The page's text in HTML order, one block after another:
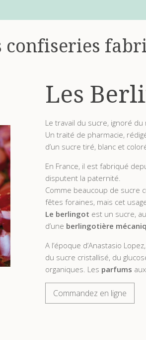
confiseries
Les
Le travail du sucre, ignoré
Un traité de pharmacie,
d’un sucre tiré, blanc et
En France, il est fabriqué
disputent la paternité.
Comme beaucoup de sucre
fêtes foraines, mais cet
Le berlingot est un sucre,
d’une berlingotière
A l’époque d’Anastasio
du sucre cristallisé, du
organiques. Les parfums aux
Commandez en ligne